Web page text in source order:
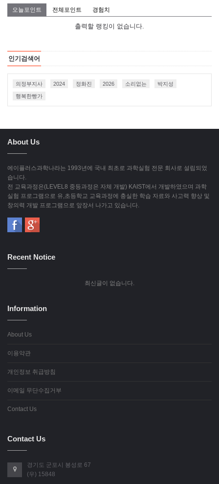
오늘포인트 전체포인트 경험치
출력할 랭킹이 없습니다.
인기검색어
의정부지사 2024 정화진 2026 소리없는 박지성
행복한빵가
About Us
에이플러스과학나라는 1993년에 국내 최초로 과학실험 전문 회사로 설립되었
습니다.
전 교육과정은(LEVEL8 중등과정은 자체 개발) KAIST에서 개발하였으며 과학
실험 프로그램으로 유,초등학교 교육과정에 충실한 학습 자료와 사고력 향상 및
창의력 개발 프로그램으로 앞장서 나가고 있습니다.
Recent Notice
최신글이 없습니다.
Information
About Us
이용약관
개인정보 취급방침
이메일 무단수집거부
Contact Us
Contact Us
경기도 군포시 봉성로 67
(우) 15848